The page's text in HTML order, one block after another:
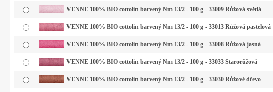
VENNE 100% BIO cottolin barvený Nm 13/2 - 100 g - 33009 Růžová světlá
VENNE 100% BIO cottolin barvený Nm 13/2 - 100 g - 33013 Růžová pastelová
VENNE 100% BIO cottolin barvený Nm 13/2 - 100 g - 33008 Růžová jasná
VENNE 100% BIO cottolin barvený Nm 13/2 - 100 g - 33033 Starorůžová
VENNE 100% BIO cottolin barvený Nm 13/2 - 100 g - 33030 Růžové dřevo